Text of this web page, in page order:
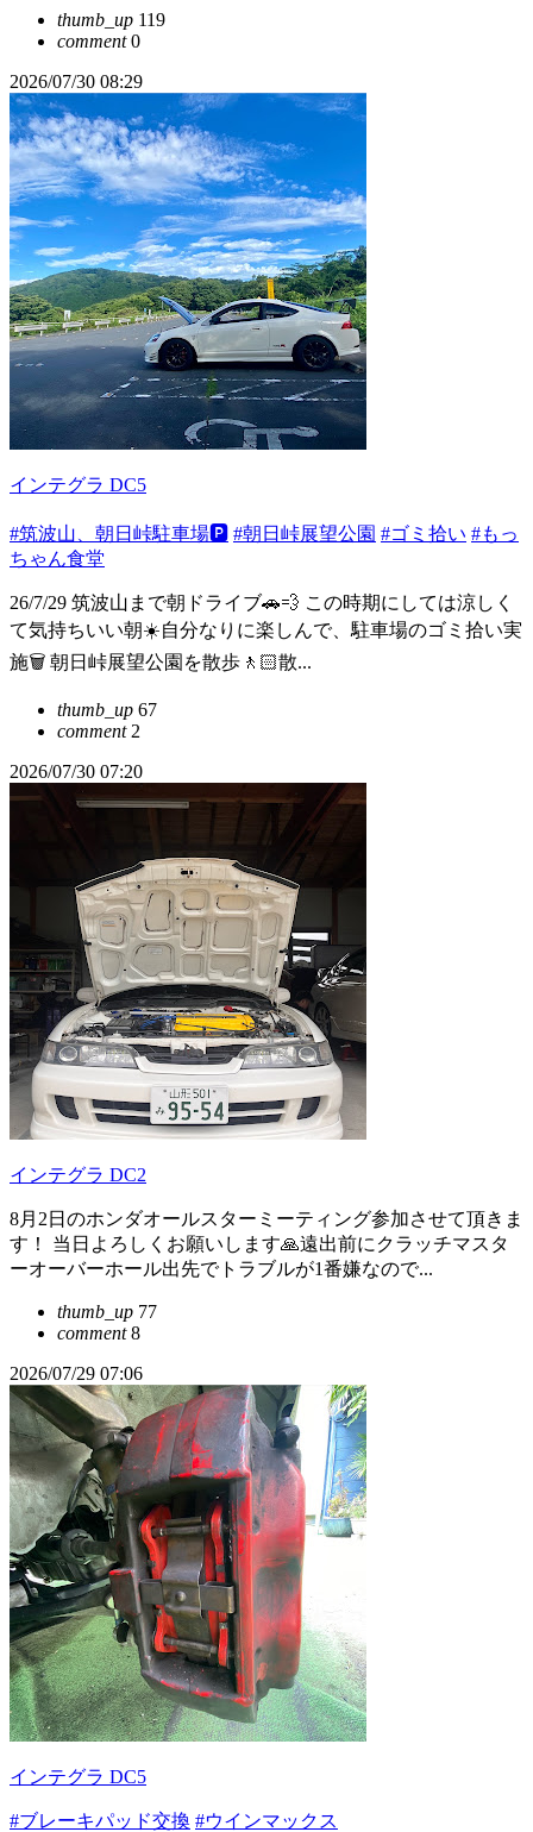
thumb_up 119
comment0
2026/07/30 08:29
インテグラ DC5
#筑波山、朝日峠駐車場🅿️ #朝日峠展望公園 #ゴミ拾い #もっ
ちゃん食堂
26/7/29 筑波山まで朝ドライブ🚗💨 この時期にしては涼しく
て気持ちいい朝☀️自分なりに楽しんで、駐車場のゴミ拾い実
施🗑️ 朝日峠展望公園を散歩🚶🏻散...
thumb_up 67
comment2
2026/07/30 07:20
インテグラ DC2
8月2日のホンダオールスターミーティング参加させて頂きま
す！ 当日よろしくお願いします🙏遠出前にクラッチマスタ
ーオーバーホール出先でトラブルが1番嫌なので...
thumb_up 77
comment8
2026/07/29 07:06
インテグラ DC5
#ブレーキパッド交換 #ウインマックス